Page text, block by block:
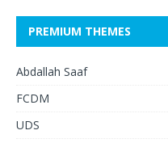
PREMIUM THEMES
Abdallah Saaf
FCDM
UDS